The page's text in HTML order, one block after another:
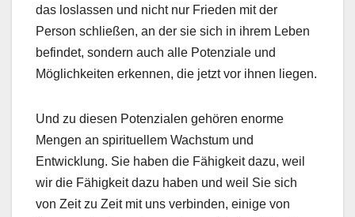
das loslassen und nicht nur Frieden mit der
Person schließen, an der sie sich in ihrem Leben
befindet, sondern auch alle Potenziale und
Möglichkeiten erkennen, die jetzt vor ihnen liegen.
Und zu diesen Potenzialen gehören enorme
Mengen an spirituellem Wachstum und
Entwicklung. Sie haben die Fähigkeit dazu, weil
wir die Fähigkeit dazu haben und weil Sie sich
von Zeit zu Zeit mit uns verbinden, einige von